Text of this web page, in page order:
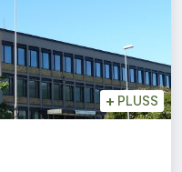
+ PLUSS